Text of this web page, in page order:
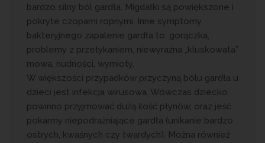
bardzo silny ból gardła. Migdałki są powiększone i
pokryte czopami ropnymi. Inne symptomy
bakteryjnego zapalenie gardła to: gorączka,
problemy z przełykaniem, niewyraźna „kluskowata”
mowa, nudności, wymioty.
W większości przypadków przyczyną bólu gardła u
dzieci jest infekcja wirusowa. Wówczas dziecko
powinno przyjmować dużą ilość płynów, oraz jeść
pokarmy niepodrażniające gardła (unikanie bardzo
ostrych, kwaśnych czy twardych). Można również